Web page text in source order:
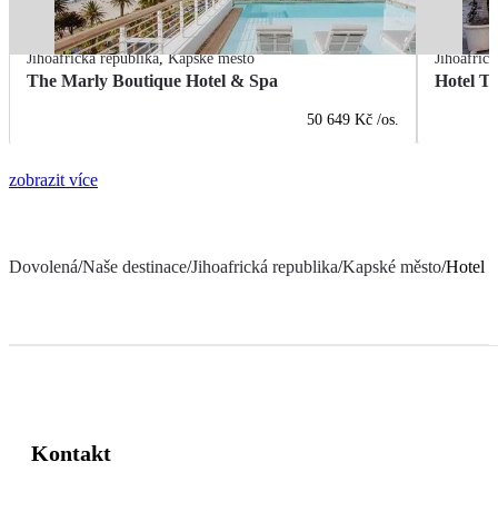
Jihoafrická republika,Kapské město
The Marly Boutique Hotel & Spa
50 649 Kč /os.
Hotel
zobrazit více
Dovolená/Naše destinace/Jihoafrická republika/Kapské město/Hotel
Kontakt